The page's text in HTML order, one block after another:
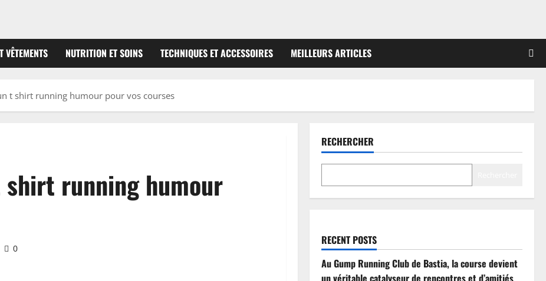
VÊTEMENTS NUTRITION ET SOINS TECHNIQUES ET ACCESSOIRES MEILLEURS ARTICLES
t shirt running humour pour vos courses
running humour
0
RECHERCHER
RECENT POSTS
Au Gump Running Club de Bastia, la course devient